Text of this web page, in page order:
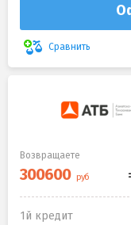
Сравнить
Возвращаете
1й кредит